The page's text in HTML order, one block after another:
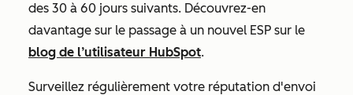
des 30 à 60 jours suivants. Découvrez-en
davantage sur le passage à un nouvel ESP sur le
blog de l’utilisateur HubSpot.
Surveillez régulièrement votre réputation d'envoi